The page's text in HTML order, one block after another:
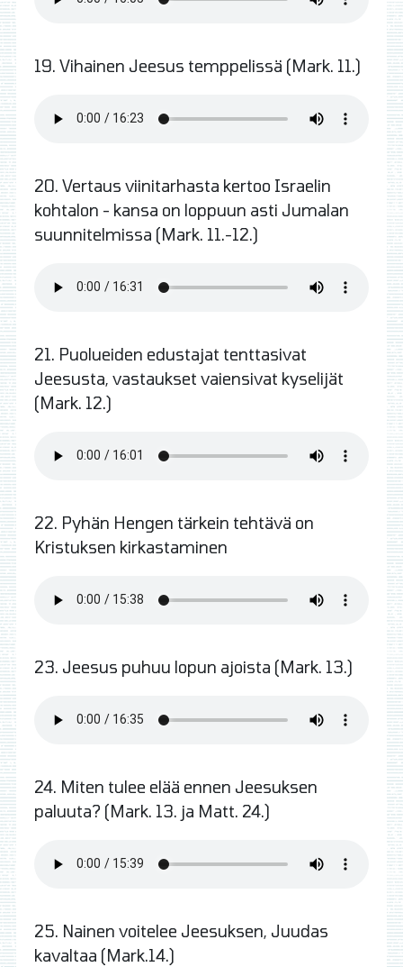
19. Vihainen Jeesus temppelissä (Mark. 11.)
20. Vertaus viinitarhasta kertoo Israelin
kohtalon - kansa on loppuun asti Jumalan
suunnitelmissa (Mark. 11.-12.)
21. Puolueiden edustajat tenttasivat
Jeesusta, vastaukset vaiensivat kyselijät
(Mark. 12.)
22. Pyhän Hengen tärkein tehtävä on
Kristuksen kirkastaminen
23. Jeesus puhuu lopun ajoista (Mark. 13.)
24. Miten tulee elää ennen Jeesuksen
paluuta? (Mark. 13. ja Matt. 24.)
25. Nainen voitelee Jeesuksen, Juudas
kavaltaa (Mark.14.)